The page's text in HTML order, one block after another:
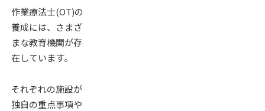
作業療法士(OT)の
養成には、さまざ
まな教育機関が存
在しています。
それぞれの施設が
独自の重点事項や